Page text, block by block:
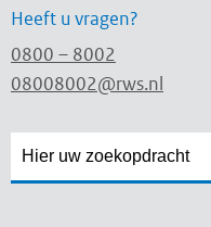
Heeft u vragen?
0800 – 8002
08008002@rws.nl